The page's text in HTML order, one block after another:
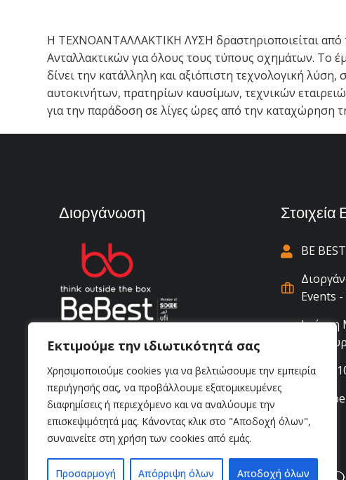
Εκτιμούμε την ιδιωτικότητά σας
Χρησιμοποιούμε cookies για να βελτιώσουμε την εμπειρία
περιήγησής σας, να προβάλλουμε εξατομικευμένες
διαφημίσεις ή περιεχόμενο και να αναλύουμε την
επισκεψιμότητά μας. Κάνοντας κλικ στο "Αποδοχή όλων",
συναινείτε στη χρήση των cookies από εμάς.
Προσαρμογή Απόρριψη όλων Αποδοχή όλων
H ΤΕΧΝΟΑΝΤΑΛΛΑΚΤΙΚΗ ΛΥΣΗ δραστηριοποιείται από
Ανταλλακτικών για όλους τους τύπους οχημάτων. Το
δίνει την κατάλληλη και αξιόπιστη τεχνολογική
αυτοκινήτων, πρατηρίων καυσίμων, τεχνικών
για την παράδοση σε λίγες ώρες από την καταχώρηση
Διοργάνωση Στοιχεία
BE
Events -
Ιωάννη
(+30)